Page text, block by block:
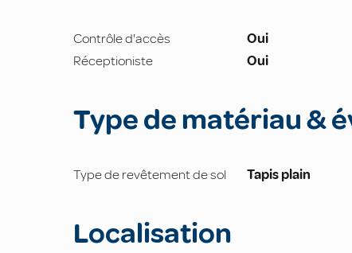
Contrôle d'accès Oui
Réceptioniste
Oui
Type de matériau &
Type de revêtement de sol Tapis plain
Localisation